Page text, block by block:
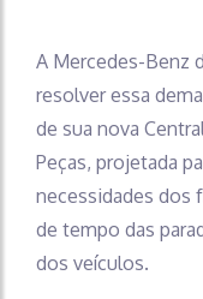
A Mercedes-Benz
resolver essa
de sua nova
Peças, projetada
necessidades dos
de tempo das
dos veículos.